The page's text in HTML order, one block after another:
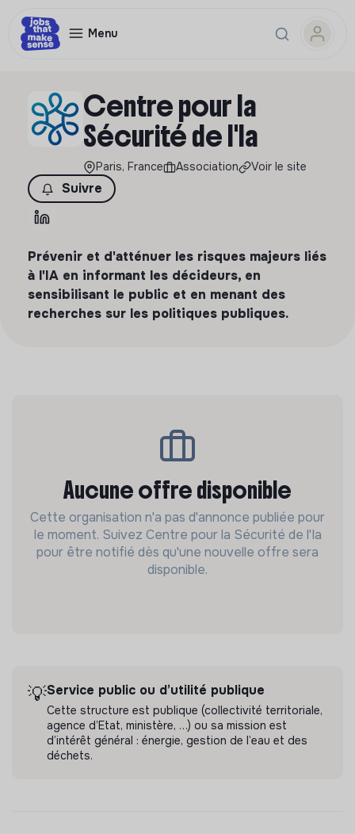
Menu
Centre pour la
Sécurité de l'Ia
Paris, France Association Voir le site
Suivre
Prévenir et d'atténuer les risques majeurs liés
à l'IA en informant les décideurs, en
sensibilisant le public et en menant des
recherches sur les politiques publiques.
Aucune offre disponible
Cette organisation n'a pas d'annonce publiée pour
le moment. Suivez Centre pour la Sécurité de l'Ia
pour être notifié dès qu'une nouvelle offre sera
disponible.
💡Service public ou d’utilité publique
Cette structure est publique (collectivité territoriale,
agence d’Etat, ministère, …) ou sa mission est
d’intérêt général : énergie, gestion de l’eau et des
déchets.